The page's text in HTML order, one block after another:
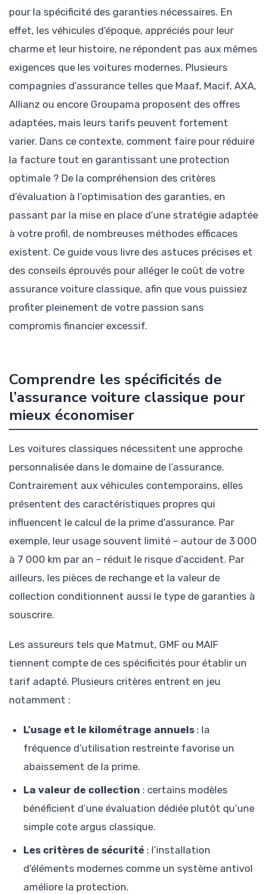
pour la spécificité des garanties nécessaires. En
effet, les véhicules d’époque, appréciés pour leur
charme et leur histoire, ne répondent pas aux mêmes
exigences que les voitures modernes. Plusieurs
compagnies d’assurance telles que Maaf, Macif, AXA,
Allianz ou encore Groupama proposent des offres
adaptées, mais leurs tarifs peuvent fortement
varier. Dans ce contexte, comment faire pour réduire
la facture tout en garantissant une protection
optimale ? De la compréhension des critères
d’évaluation à l’optimisation des garanties, en
passant par la mise en place d’une stratégie adaptée
à votre profil, de nombreuses méthodes efficaces
existent. Ce guide vous livre des astuces précises et
des conseils éprouvés pour alléger le coût de votre
assurance voiture classique, afin que vous puissiez
profiter pleinement de votre passion sans
compromis financier excessif.
Comprendre les spécificités de
l’assurance voiture classique pour
mieux économiser
Les voitures classiques nécessitent une approche
personnalisée dans le domaine de l’assurance.
Contrairement aux véhicules contemporains, elles
présentent des caractéristiques propres qui
influencent le calcul de la prime d’assurance. Par
exemple, leur usage souvent limité – autour de 3 000
à 7 000 km par an – réduit le risque d’accident. Par
ailleurs, les pièces de rechange et la valeur de
collection conditionnent aussi le type de garanties à
souscrire.
Les assureurs tels que Matmut, GMF ou MAIF
tiennent compte de ces spécificités pour établir un
tarif adapté. Plusieurs critères entrent en jeu
notamment :
L’usage et le kilométrage annuels : la
fréquence d’utilisation restreinte favorise un
abaissement de la prime.
La valeur de collection : certains modèles
bénéficient d’une évaluation dédiée plutôt qu’une
simple cote argus classique.
Les critères de sécurité : l’installation
d’éléments modernes comme un système antivol
améliore la protection.